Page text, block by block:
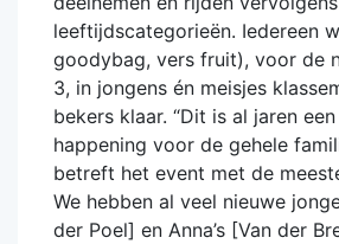
leeftijdscategorieën. Iedereen
goodybag, vers fruit), voor de
3, in jongens én meisjes
bekers klaar. “Dit is al jaren
happening voor de gehele
betreft het event met de
We hebben al veel nieuwe
der Poel] en Anna’s [Van der